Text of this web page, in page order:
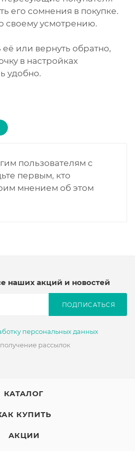
его сомнения в покупке.
своему усмотрению.
или вернуть обратно,
в настройках
удобно.
пользователям с
первым, кто
мнением об этом
наших акций и новостей
персональных данных
рассылок
ПОДПИСАТЬСЯ
КАТАЛОГ
КУПИТЬ
АКЦИИ